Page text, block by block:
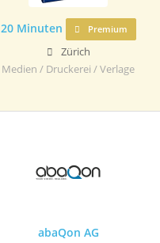
20 Minuten Premium
Zürich
Medien / Druckerei / Verlage
abaQon AG